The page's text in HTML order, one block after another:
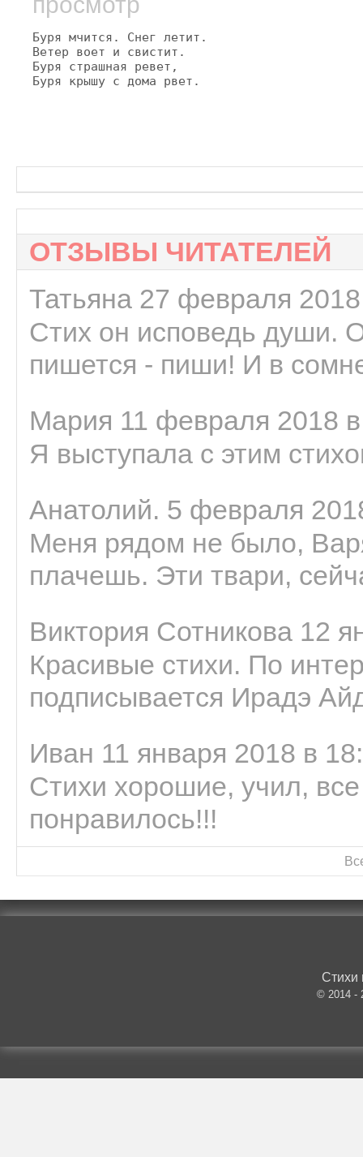
Буря мчится. Снег летит.
Ветер воет и свистит.
Буря страшная ревет,
Буря крышу с дома рвет.
ОТЗЫВЫ ЧИТАТЕЛЕЙ
Татьяна 27 февраля
Стих он исповедь души.
пишется - пиши! И в
Мария 11 февраля 2018
Я выступала с этим
Анатолий. 5 февраля
Меня рядом не было,
плачешь. Эти твари,
Виктория Сотникова 12
Красивые стихи. По
подписывается Ирадэ
Иван 11 января 2018 в
Стихи хорошие, учил,
понравилось!!!
Стихи
© 2014 -